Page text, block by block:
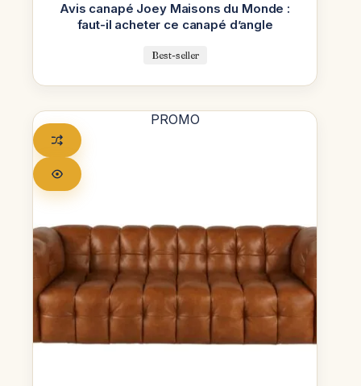
Avis canapé Joey Maisons du Monde :
faut-il acheter ce canapé d’angle
Best-seller
PROMO